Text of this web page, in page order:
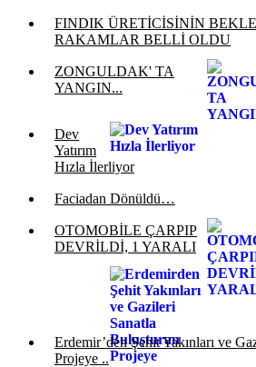
FINDIK ÜRETİCİSİNİN
RAKAMLAR BELLİ OLDU
ZONGULDAK' TA
YANGIN...
Dev
Yatırım
Hızla İlerliyor
Faciadan Dönüldü…
OTOMOBİLE ÇARPIP
DEVRİLDİ, 1 YARALI
Erdemir’den Şehit Yakınları ve
Projeye ..